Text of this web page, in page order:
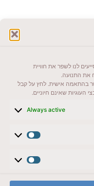
לנו לשפר את חוויית
את התנועה.
בהתאמה אישית. לחץ על קבל
העוגיות שאינם חיוניים.
Always active